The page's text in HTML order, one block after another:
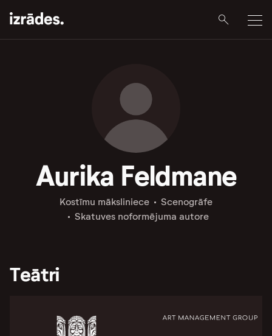
Aurika Feldmane
Kostīmu māksliniece
Scenogrāfe
Skatuves noformējuma autore
Teātri